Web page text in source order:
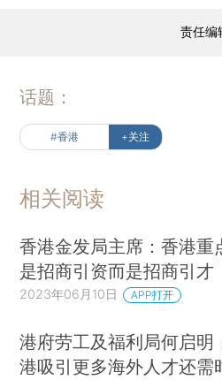
责任编
话题：
#香港 +关注
相关阅读
香港金发局主席：香港重
是招商引资而是招商引才
2023年06月10日 APP打开
港府劳工及福利局何启明
港吸引更多海外人才还需